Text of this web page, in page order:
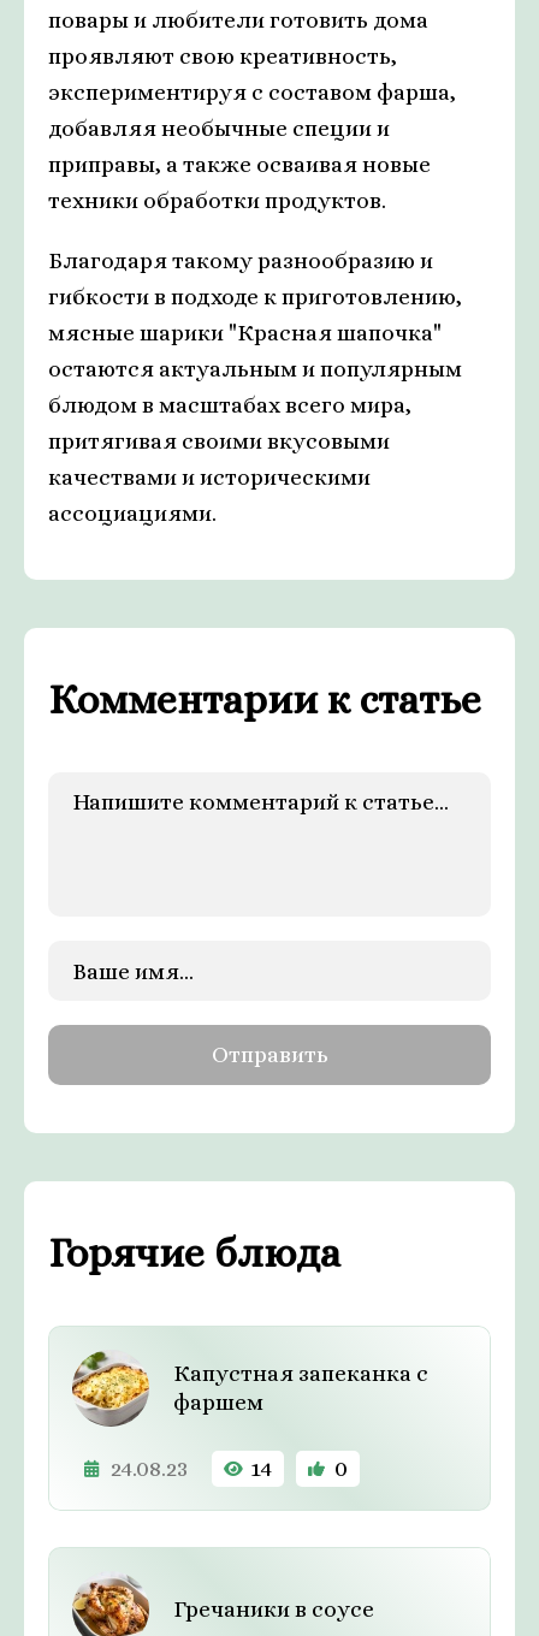
повары и любители готовить дома
проявляют свою креативность,
экспериментируя с составом фарша,
добавляя необычные специи и
приправы, а также осваивая новые
техники обработки продуктов.
Благодаря такому разнообразию и
гибкости в подходе к приготовлению,
мясные шарики "Красная шапочка"
остаются актуальным и популярным
блюдом в масштабах всего мира,
притягивая своими вкусовыми
качествами и историческими
ассоциациями.
Комментарии к статье
Горячие блюда
Капустная запеканка с
фаршем
24.08.23 14 0
Гречаники в соусе